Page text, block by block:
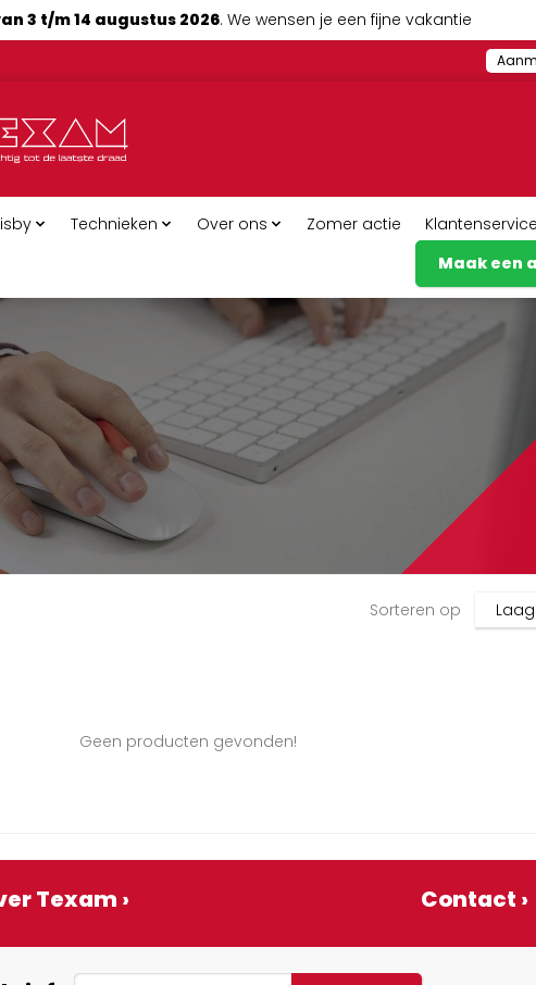
3 t/m 14 augustus 2026. We wensen je een fijne vakantie
Technieken Over ons Zomer actie
Klantenservice
Maak een
Sorteren op
Geen producten gevonden!
Texam › Contact ›